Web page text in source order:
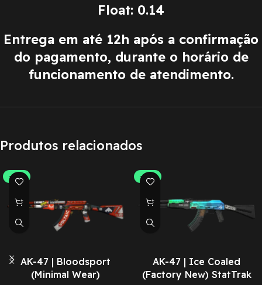
Float: 0.14
Entrega em até 12h após a confirmação
do pagamento, durante o horário de
funcionamento de atendimento.
Produtos relacionados
-30%
AK-47 | Bloodsport
(Minimal Wear)
-30%
AK-47 | Ice Coaled
(Factory New) StatTrak